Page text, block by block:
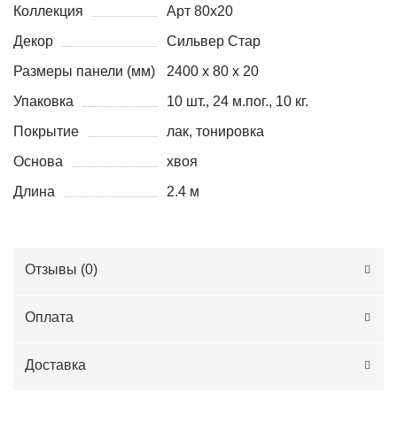
Коллекция
Арт 80x20
Декор
Сильвер Стар
Размеры панели (мм)
2400 х 80 х 20
Упаковка
10 шт., 24 м.пог., 10 кг.
Покрытие
лак, тонировка
Основа
хвоя
Длина
2.4 м
Отзывы (0)
Оплата
Доставка